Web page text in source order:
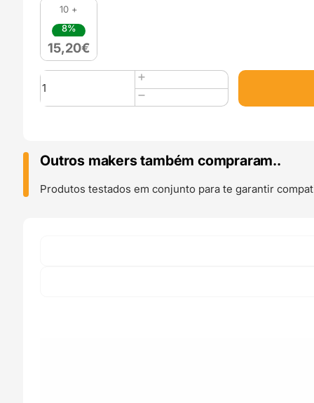
10 +
8%
15,20€
Quantidade
de
ABS-
Caramelo
(Caramel)
-
Outros makers também compraram..
Produtos testados em conjunto para te garantir